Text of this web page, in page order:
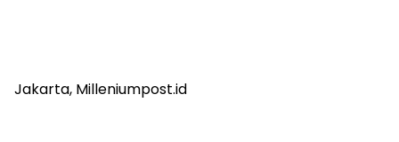
Jakarta, Milleniumpost.id